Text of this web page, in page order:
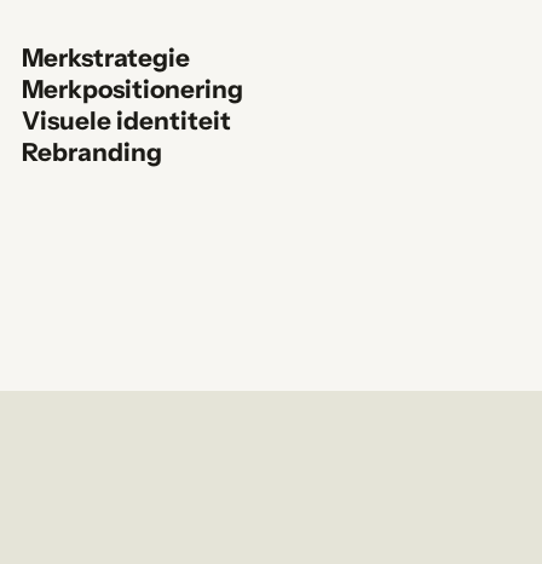
Merkstrategie
Merkpositionering
Visuele identiteit
Rebranding